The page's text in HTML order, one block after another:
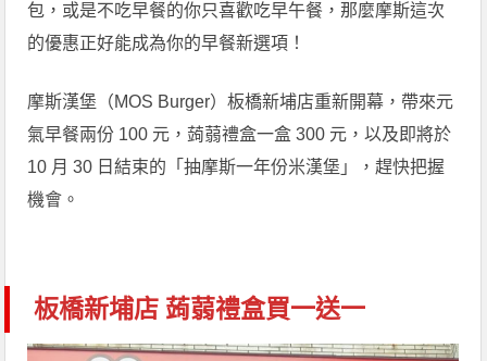
包，或是不吃早餐的你只喜歡吃早午餐，那麼摩斯這次
的優惠正好能成為你的早餐新選項！
摩斯漢堡（MOS Burger）板橋新埔店重新開幕，帶來元
氣早餐兩份 100 元，蒟蒻禮盒一盒 300 元，以及即將於
10 月 30 日結束的「抽摩斯一年份米漢堡」，趕快把握
機會。
板橋新埔店 蒟蒻禮盒買一送一